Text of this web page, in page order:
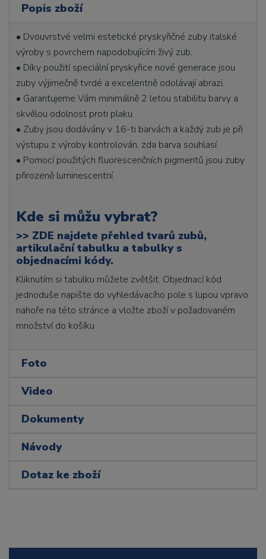
Popis zboží
• Dvouvrstvé velmi estetické pryskyřičné zuby italské
výroby s povrchem napodobujícím živý zub.
• Díky použití speciální pryskyřice nové generace jsou
zuby výjimečně tvrdé a excelentně odolávají abrazi.
• Garantujeme Vám minimálně 2 letou stabilitu barvy a
skvělou odolnost proti plaku.
• Zuby jsou dodávány v 16-ti barvách a každý zub je při
výstupu z výroby kontrolován, zda barva souhlasí.
• Pomocí použitých fluorescenčních pigmentů jsou zuby
přirozeně luminescentní.
Kde si můžu vybrat?
>> ZDE najdete přehled tvarů zubů,
artikulační tabulku a tabulky s
objednacími kódy.
Kliknutím si tabulku můžete zvětšit. Objednací kód
jednoduše napište do vyhledávacího pole s lupou vpravo
nahoře na této stránce a vložte zboží v požadovaném
množství do košíku
Foto
Video
Dokumenty
Návody
Dotaz ke zboží